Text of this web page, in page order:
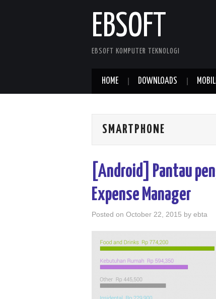
EBSOFT
EBSOFT KOMPUTER TEKNOLOGI
HOME DOWNLOADS
SMARTPHONE
[Android] Pantau
Expense Manager
Posted on October 22, 2015 by ebta